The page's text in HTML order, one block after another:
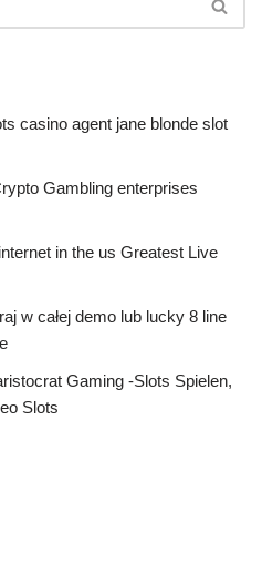
casino agent jane blonde slot
Gambling enterprises
in the us Greatest Live
w całej demo lub lucky 8 line
Gaming -Slots Spielen,
Slots